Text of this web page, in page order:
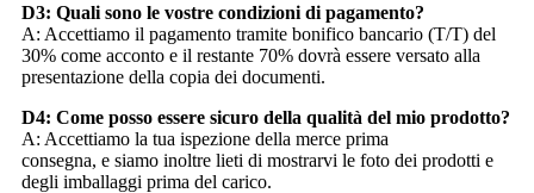
D3: Quali sono le vostre condizioni di pagamento?
A: Accettiamo il pagamento tramite bonifico bancario (T/T) del
30% come acconto e il restante 70% dovrà essere versato alla
presentazione della copia dei documenti.
D4: Come posso essere sicuro della qualità del mio prodotto?
A: Accettiamo la tua ispezione della merce prima
consegna, e siamo inoltre lieti di mostrarvi le foto dei prodotti e
degli imballaggi prima del carico.